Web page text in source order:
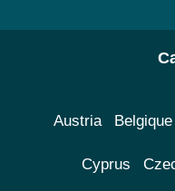
Austria Belgique
Cyprus